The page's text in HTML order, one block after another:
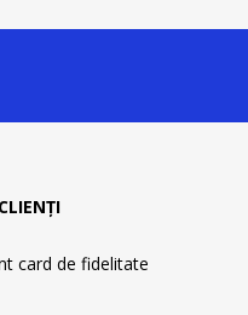
card de fidelitate